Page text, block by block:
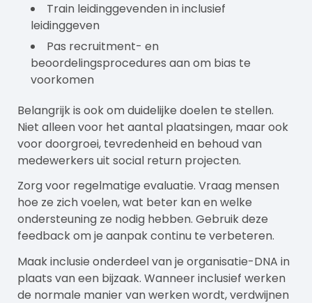
Train leidinggevenden in inclusief
leidinggeven
Pas recruitment- en
beoordelingsprocedures aan om bias te
voorkomen
Belangrijk is ook om duidelijke doelen te stellen.
Niet alleen voor het aantal plaatsingen, maar ook
voor doorgroei, tevredenheid en behoud van
medewerkers uit social return projecten.
Zorg voor regelmatige evaluatie. Vraag mensen
hoe ze zich voelen, wat beter kan en welke
ondersteuning ze nodig hebben. Gebruik deze
feedback om je aanpak continu te verbeteren.
Maak inclusie onderdeel van je organisatie-DNA in
plaats van een bijzaak. Wanneer inclusief werken
de normale manier van werken wordt, verdwijnen